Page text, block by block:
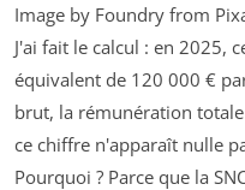
Image by Foundry from
J'ai fait le calcul : en 2025,
équivalent de 120 000 €
brut, la rémunération
ce chiffre n'apparaît nulle
Pourquoi ? Parce que la